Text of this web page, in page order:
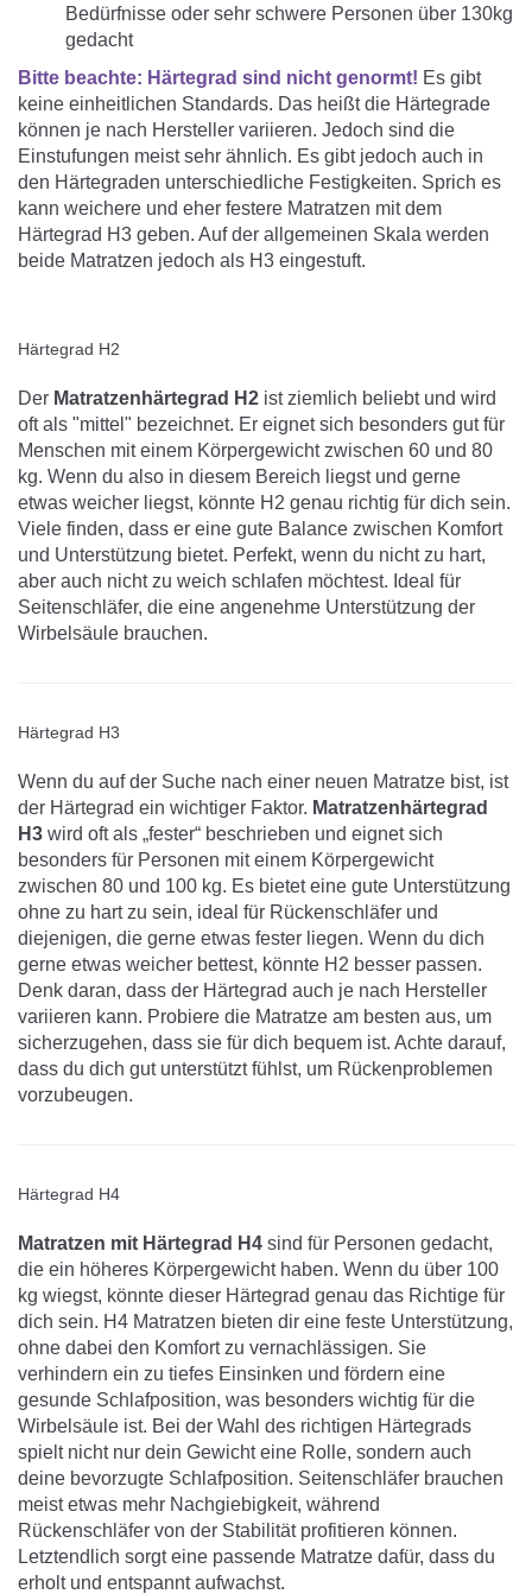
Bedürfnisse oder sehr schwere Personen über 130kg
gedacht
Bitte beachte: Härtegrad sind nicht genormt! Es gibt
keine einheitlichen Standards. Das heißt die Härtegrade
können je nach Hersteller variieren. Jedoch sind die
Einstufungen meist sehr ähnlich. Es gibt jedoch auch in
den Härtegraden unterschiedliche Festigkeiten. Sprich es
kann weichere und eher festere Matratzen mit dem
Härtegrad H3 geben. Auf der allgemeinen Skala werden
beide Matratzen jedoch als H3 eingestuft.
Härtegrad H2
Der Matratzenhärtegrad H2 ist ziemlich beliebt und wird
oft als "mittel" bezeichnet. Er eignet sich besonders gut für
Menschen mit einem Körpergewicht zwischen 60 und 80
kg. Wenn du also in diesem Bereich liegst und gerne
etwas weicher liegst, könnte H2 genau richtig für dich sein.
Viele finden, dass er eine gute Balance zwischen Komfort
und Unterstützung bietet. Perfekt, wenn du nicht zu hart,
aber auch nicht zu weich schlafen möchtest. Ideal für
Seitenschläfer, die eine angenehme Unterstützung der
Wirbelsäule brauchen.
Härtegrad H3
Wenn du auf der Suche nach einer neuen Matratze bist, ist
der Härtegrad ein wichtiger Faktor. Matratzenhärtegrad
H3 wird oft als „fester“ beschrieben und eignet sich
besonders für Personen mit einem Körpergewicht
zwischen 80 und 100 kg. Es bietet eine gute Unterstützung
ohne zu hart zu sein, ideal für Rückenschläfer und
diejenigen, die gerne etwas fester liegen. Wenn du dich
gerne etwas weicher bettest, könnte H2 besser passen.
Denk daran, dass der Härtegrad auch je nach Hersteller
variieren kann. Probiere die Matratze am besten aus, um
sicherzugehen, dass sie für dich bequem ist. Achte darauf,
dass du dich gut unterstützt fühlst, um Rückenproblemen
vorzubeugen.
Härtegrad H4
Matratzen mit Härtegrad H4 sind für Personen gedacht,
die ein höheres Körpergewicht haben. Wenn du über 100
kg wiegst, könnte dieser Härtegrad genau das Richtige für
dich sein. H4 Matratzen bieten dir eine feste Unterstützung,
ohne dabei den Komfort zu vernachlässigen. Sie
verhindern ein zu tiefes Einsinken und fördern eine
gesunde Schlafposition, was besonders wichtig für die
Wirbelsäule ist. Bei der Wahl des richtigen Härtegrads
spielt nicht nur dein Gewicht eine Rolle, sondern auch
deine bevorzugte Schlafposition. Seitenschläfer brauchen
meist etwas mehr Nachgiebigkeit, während
Rückenschläfer von der Stabilität profitieren können.
Letztendlich sorgt eine passende Matratze dafür, dass du
erholt und entspannt aufwachst.